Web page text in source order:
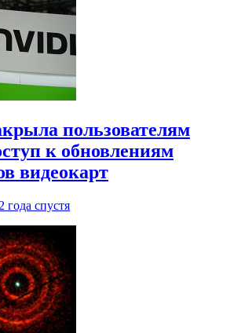
пользователям
к обновлениям
видеокарт
2 года спустя